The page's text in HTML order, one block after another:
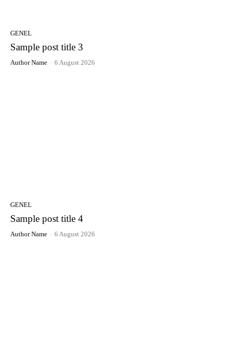
GENEL
Sample post title 3
Author Name - 6 August 2026
GENEL
Sample post title 4
Author Name - 6 August 2026